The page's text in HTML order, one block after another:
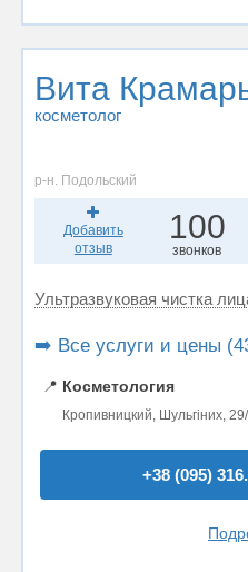
Вита
косметолог
р-н. Подольский
Добавить
отзыв
100
звонков
Ультразвуковая чистка
➡️ Все услуги и цены
📍 Косметология
Кропивницкий, Шульгіних,
+38 (095)